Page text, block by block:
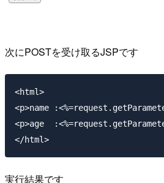
次にPOSTを受け取るJSPです
<html>
<p>name
<p>age
実行結果です